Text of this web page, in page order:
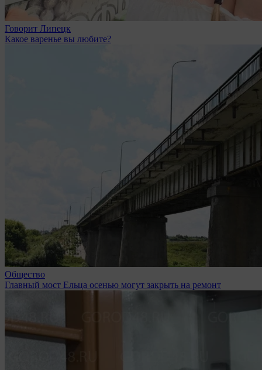
Говорит Липецк
Какое варенье вы любите?
Общество
Главный мост Ельца осенью могут закрыть на ремонт